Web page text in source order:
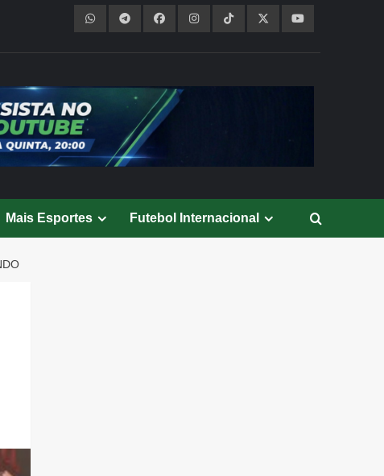
Mais Esportes Futebol Internacional